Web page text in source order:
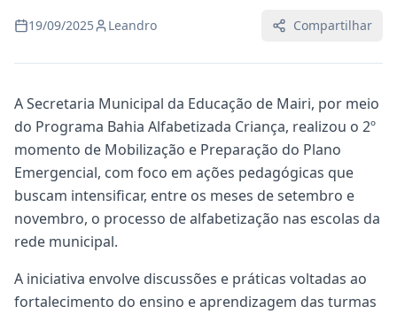
19/09/2025 Leandro Compartilhar
A Secretaria Municipal da Educação de Mairi, por meio
do Programa Bahia Alfabetizada Criança, realizou o 2º
momento de Mobilização e Preparação do Plano
Emergencial, com foco em ações pedagógicas que
buscam intensificar, entre os meses de setembro e
novembro, o processo de alfabetização nas escolas da
rede municipal.
A iniciativa envolve discussões e práticas voltadas ao
fortalecimento do ensino e aprendizagem das turmas